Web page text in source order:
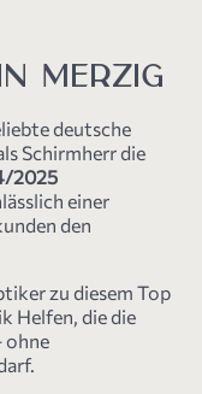
MERZIG
deutsche
Schirmherr die
2025
einer
den
zu diesem Top
Helfen, die die
ohne